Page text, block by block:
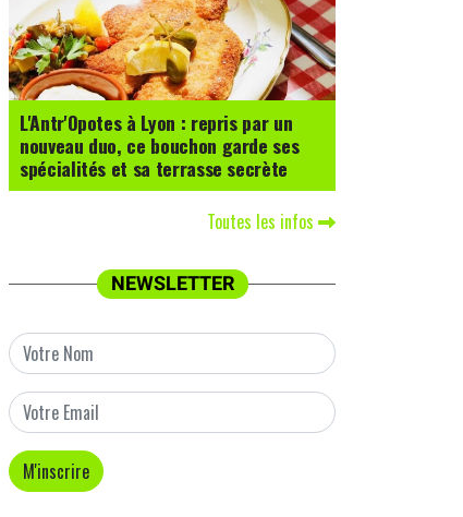
L'Antr'Opotes à Lyon : repris par un
nouveau duo, ce bouchon garde ses
spécialités et sa terrasse secrète
Toutes les infos
NEWSLETTER